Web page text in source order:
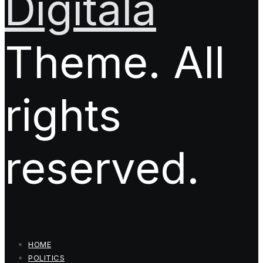
Theme. All
rights
reserved.
HOME
POLITICS